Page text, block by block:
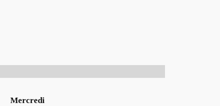
Mercredi